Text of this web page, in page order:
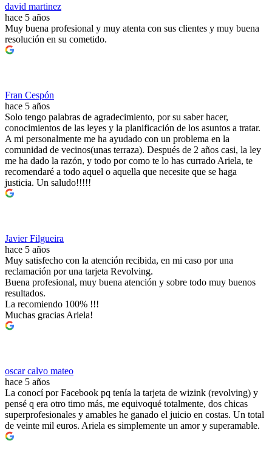
david martinez
hace 5 años
Muy buena profesional y muy atenta con sus clientes y muy buena
resolución en su cometido.
Fran Cespón
hace 5 años
Solo tengo palabras de agradecimiento, por su saber hacer,
conocimientos de las leyes y la planificación de los asuntos a tratar.
A mi personalmente me ha ayudado con un problema en la
comunidad de vecinos(unas terraza). Después de 2 años casi, la ley
me ha dado la razón, y todo por como te lo has currado Ariela, te
recomendaré a todo aquel o aquella que necesite que se haga
justicia. Un saludo!!!!!
Javier Filgueira
hace 5 años
Muy satisfecho con la atención recibida, en mi caso por una
reclamación por una tarjeta Revolving.
Buena profesional, muy buena atención y sobre todo muy buenos
resultados.
La recomiendo 100% !!!
Muchas gracias Ariela!
oscar calvo mateo
hace 5 años
La conocí por Facebook pq tenía la tarjeta de wizink (revolving) y
pensé q era otro timo más, me equivoqué totalmente, dos chicas
superprofesionales y amables he ganado el juicio en costas. Un total
de veinte mil euros. Ariela es simplemente un amor y superamable.